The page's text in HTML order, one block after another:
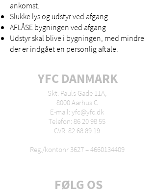
ankomst.
Slukke lys og udstyr ved afgang
AFLÅSE bygningen ved afgang
Udstyr skal blive i bygningen, med mindre
der er indgået en personlig aftale.
YFC DANMARK
Skt. Pauls Gade 11A,
8000 Aarhus C
E-mail: yfc@yfc.dk
Telefon: 86 20 98 55
CVR: 82 68 89 19
Reg./kontonr 3627 –4660134409
FØLG OS